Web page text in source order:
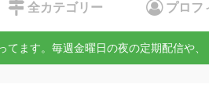
全カテゴリー プロフ
てます。毎週金曜日の夜の定期配信や